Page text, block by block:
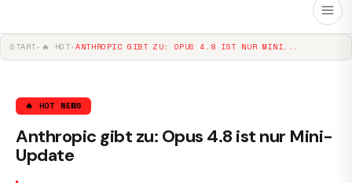
START▸ 🔥 HOT▸ANTHROPIC GIBT ZU: OPUS 4.8 IST NUR MINI...
🔥 HOT NEWS
Anthropic gibt zu: Opus 4.8 ist nur Mini-
Update